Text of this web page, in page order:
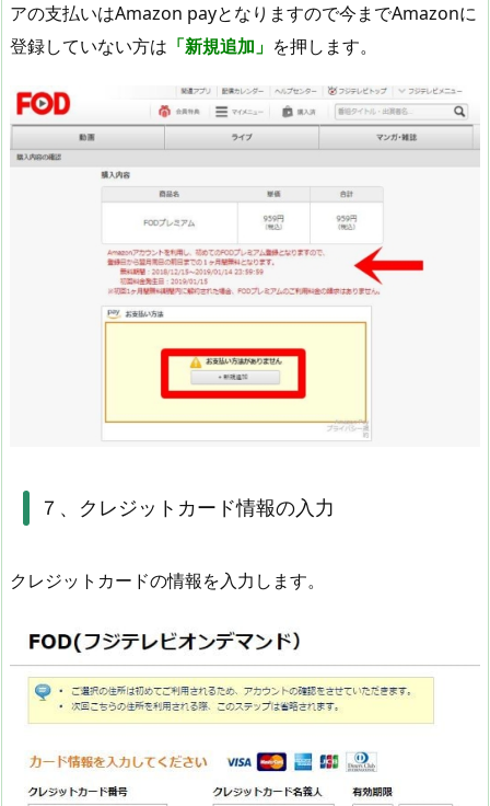
アの支払いはAmazon payとなりますので今までAmazonに
登録していない方は 「新規追加」 を押します。
７、クレジットカード情報の入力
クレジットカードの情報を入力します。